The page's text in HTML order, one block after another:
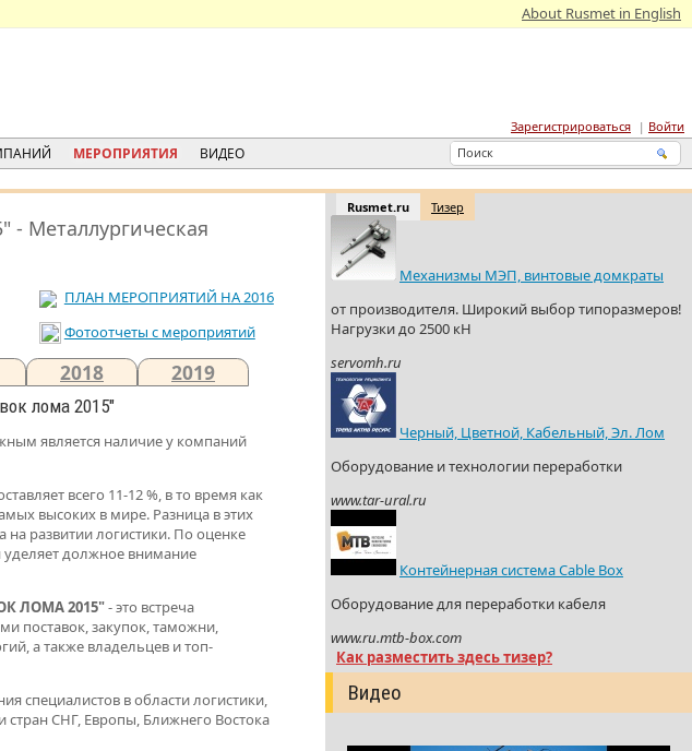
About Rusmet in English
Зарегистрироваться Войти
МЕРОПРИЯТИЯ ВИДЕО
Rusmet.ru Тизер
Механизмы МЭП, винтовые домкраты
от производителя. Широкий выбор типоразмеров!
Нагрузки до 2500 кН
servomh.ru
Черный, Цветной, Кабельный, Эл. Лом
Оборудование и технологии переработки
www.tar-ural.ru
Контейнерная система Cable Box
Оборудование для переработки кабеля
www.ru.mtb-box.com
Как разместить здесь тизер?
Видео
- Металлургическая
ПЛАН МЕРОПРИЯТИЙ НА 2016
Фотоотчеты c мероприятий
2018 2019
лома 2015"
является наличие у компаний
всего 11-12 %, в то время как
высоких в мире. Разница в этих
на развитии логистики. По оценке
уделяет должное внимание
ЛОМА 2015"- это встреча
поставок, закупок, таможни,
а также владельцев и топ-
специалистов в области логистики,
стран СНГ, Европы, Ближнего Востока